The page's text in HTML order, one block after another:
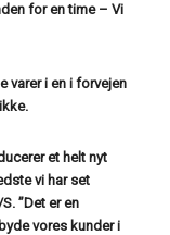
for en time – Vi
varer i en i forvejen
et helt nyt
vi har set
”Det er en
vores kunder i